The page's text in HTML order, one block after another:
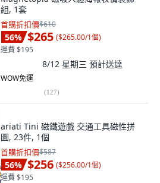
組, 1套
首購折扣價$610
56% $265 ($265.00/1個)
運費 $195
8/12 星期三 預計送達
WOW免運
(127)
ariati Tini 磁鐵遊戲 交通工具磁性拼
圖, 23件, 1個
首購折扣價$587
56% $256 ($256.00/1個)
運費 $195